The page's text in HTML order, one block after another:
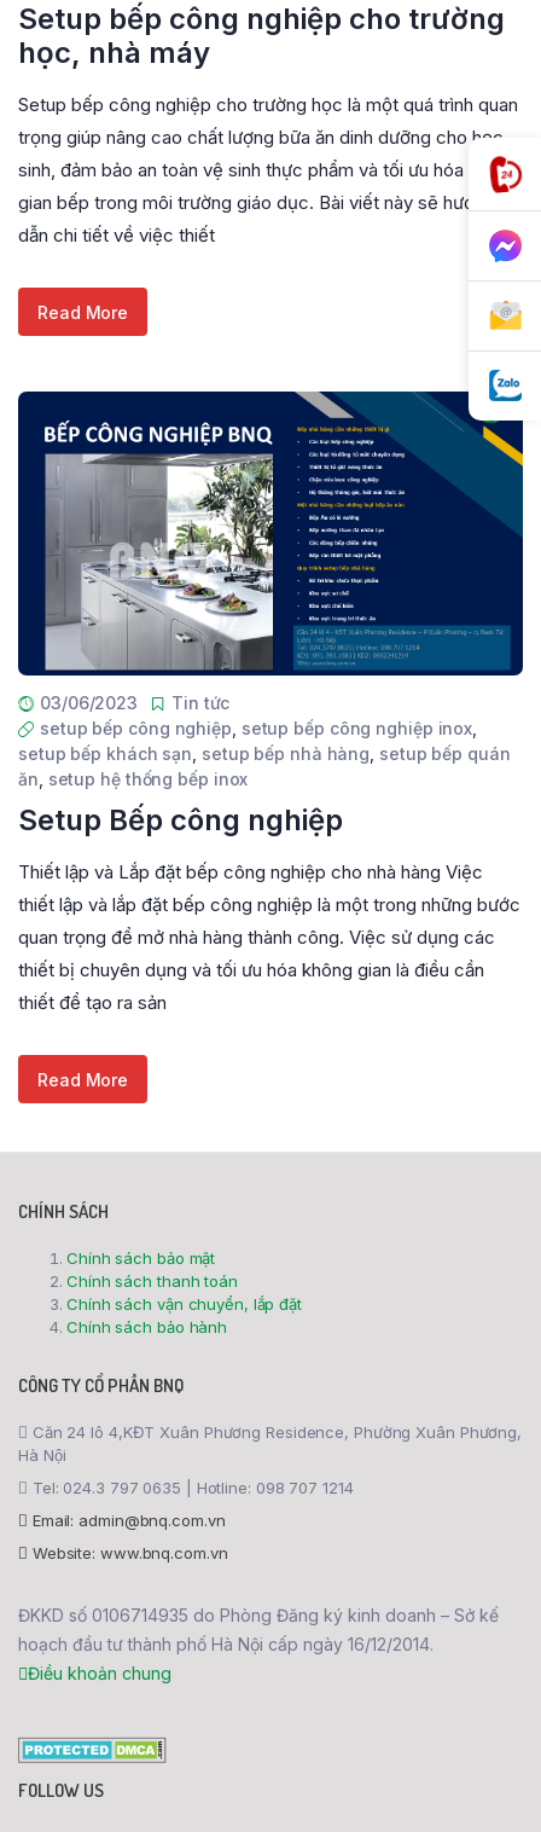
Setup bếp công nghiệp cho trường
học, nhà máy
Setup bếp công nghiệp cho trường học là một quá trình quan
trọng giúp nâng cao chất lượng bữa ăn dinh dưỡng cho học
sinh, đảm bảo an toàn vệ sinh thực phẩm và tối ưu hóa không
gian bếp trong môi trường giáo dục. Bài viết này sẽ hướng
dẫn chi tiết về việc thiết
Read More
03/06/2023
Tin tức
setup bếp công nghiệp setup bếp công nghiệp inox
setup bếp khách sạn setup bếp nhà hàng setup bếp quán
ăn setup hệ thống bếp inox
Setup Bếp công nghiệp
Thiết lập và Lắp đặt bếp công nghiệp cho nhà hàng Việc
thiết lập và lắp đặt bếp công nghiệp là một trong những bước
quan trọng để mở nhà hàng thành công. Việc sử dụng các
thiết bị chuyên dụng và tối ưu hóa không gian là điều cần
thiết để tạo ra sản
Read More
CHÍNH SÁCH
Chính sách bảo mật
Chính sách thanh toán
Chính sách vận chuyển, lắp đặt
Chính sách bảo hành
CÔNG TY CỔ PHẦN BNQ
Căn 24 lô 4,KĐT Xuân Phương Residence, Phường Xuân Phương,
Hà Nội
Tel: 024.3 797 0635 | Hotline: 098 707 1214
Email: admin@bnq.com.vn
Website: www.bnq.com.vn
ĐKKD số 0106714935 do Phòng Đăng ký kinh doanh – Sở kế
hoạch đầu tư thành phố Hà Nội cấp ngày 16/12/2014.
Điều khoản chung
FOLLOW US